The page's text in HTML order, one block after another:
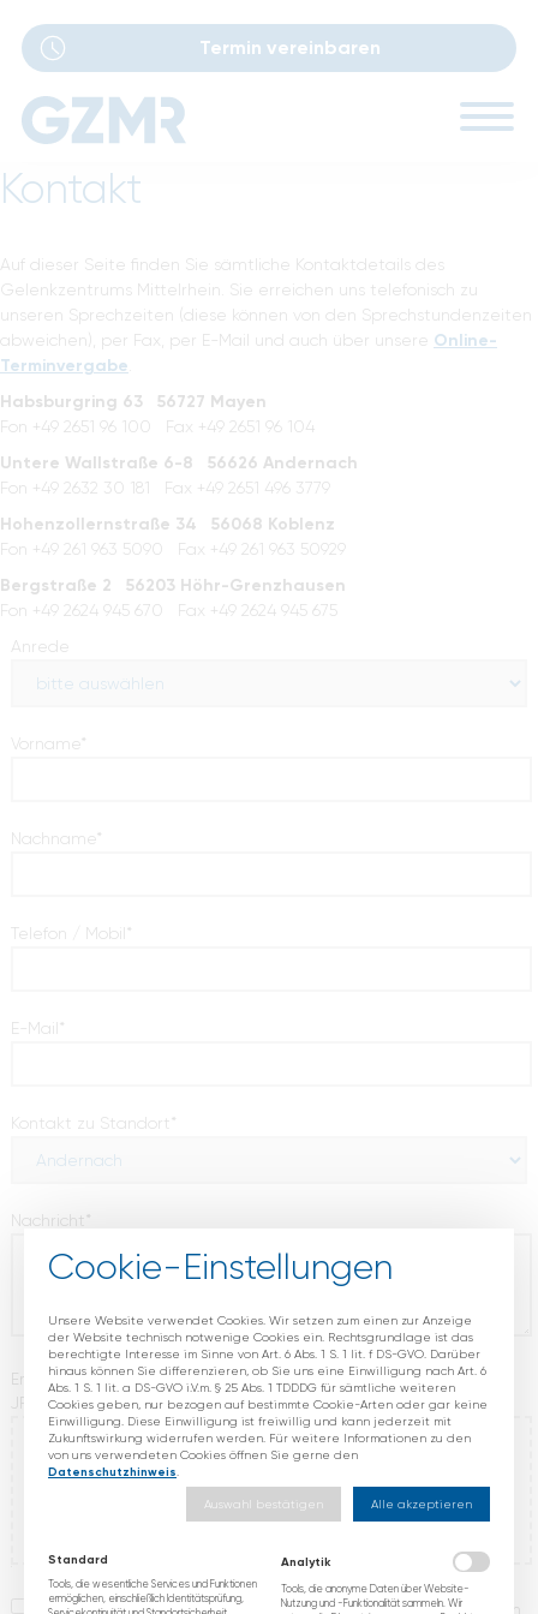
Termin vereinbaren
Sprechstunden
Leistungen
Performance Lab
Standorte
Karriere
Blog
Kontakt
Auf dieser Seite finden Sie sämtliche Kontaktdetails des
Gelenkzentrums Mittelrhein. Sie erreichen uns telefonisch zu
unseren Sprechzeiten (diese können von den Sprechstundenzeiten
abweichen), per Fax, per E-Mail und auch über unsere Online-
Terminvergabe
Habsburgring 63 56727 Mayen
Fon +49 2651 96 100 Fax +49 2651 96 104
Untere Wallstraße 6-8 56626 Andernach
Fon +49 2632 30 181 Fax +49 2651 496 3779
Hohenzollernstraße 34 56068 Koblenz
Fon +49 261 963 5090 Fax +49 261 963 50929
Bergstraße 2 56203 Höhr-Grenzhausen
Fon +49 2624 945 670 Fax +49 2624 945 675
Anrede
Pflichtfeld
Vorname*
Pflichtfeld
Nachname*
Pflichtfeld
Telefon / Mobil *
Pflichtfeld
E-Mail *
Pflichtfeld
Kontakt zu Standort *
Pflichtfeld
Nachricht *
Erlaubte Dateitypen für den Upload sind:
JPG, JPEG, PNG und PDF.
Pflichtfeld
Dokumente
Wir kommen unserer gesetzlichen Informationspflicht hinsichtlich
Cookie-Einstellungen
Unsere Website verwendet Cookies. Wir setzen zum einen zur Anzeige
der Website technisch notwenige Cookies ein. Rechtsgrundlage ist das
berechtigte Interesse im Sinne von Art. 6 Abs. 1 S. 1 lit. f DS-GVO. Darüber
hinaus können Sie differenzieren, ob Sie uns eine Einwilligung nach Art. 6
Abs. 1 S. 1 lit. a DS-GVO i.V.m. § 25 Abs. 1 TDDDG für sämtliche weiteren
Cookies geben, nur bezogen auf bestimmte Cookie-Arten oder gar keine
Einwilligung. Diese Einwilligung ist freiwillig und kann jederzeit mit
Zukunftswirkung widerrufen werden. Für weitere Informationen zu den
von uns verwendeten Cookies öffnen Sie gerne den
Datenschutzhinweis.
Auswahl bestätigen Alle akzeptieren
Standard
Tools, die wesentliche Services und Funktionen
ermöglichen, einschließlich Identitätsprüfung,
Analytik
Tools, die anonyme Daten über Website-
Nutzung und -Funktionalität sammeln. Wir